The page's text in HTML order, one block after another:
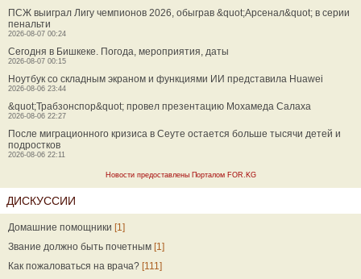
ПСЖ выиграл Лигу чемпионов 2026, обыграв &quot;Арсенал&quot; в серии
пенальти
2026-08-07 00:24
Сегодня в Бишкеке. Погода, мероприятия, даты
2026-08-07 00:15
Ноутбук со складным экраном и функциями ИИ представила Huawei
2026-08-06 23:44
&quot;Трабзонспор&quot; провел презентацию Мохамеда Салаха
2026-08-06 22:27
После миграционного кризиса в Сеуте остается больше тысячи детей и
подростков
2026-08-06 22:11
Новости предоставлены Порталом FOR.KG
ДИСКУССИИ
Домашние помощники [1]
Звание должно быть почетным [1]
Как пожаловаться на врача? [111]